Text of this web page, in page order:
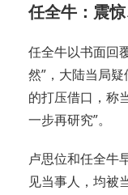
任全牛：震
任全牛以书面回
然”，大陆当局
的打压借口，称
一步再研究”。
卢思位和任全牛
见当事人，均被